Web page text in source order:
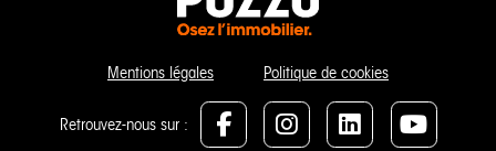
Mentions légales Politique de cookies
Retrouvez-nous sur :